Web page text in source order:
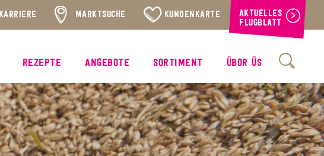
KARRIERE MARKTSUCHE KUNDENKARTE
AKTUELLES
FLUGBLATT
REZEPTE ANGEBOTE SORTIMENT ÜBOR ÜS